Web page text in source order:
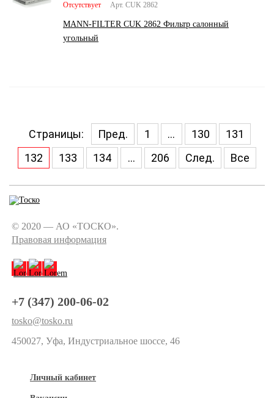
Арт. CUK 2862
Отсутствует
MANN-FILTER CUK 2862 Фильтр салонный
угольный
Страницы: Пред. 1 ... 130
131
132
133 134 ... 206 След. Все
© 2020 — АО «ТОСКО».
Правовая информация
+7 (347) 200-06-02
tosko@tosko.ru
450027, Уфа, Индустриальное шоссе, 46
Личный кабинет